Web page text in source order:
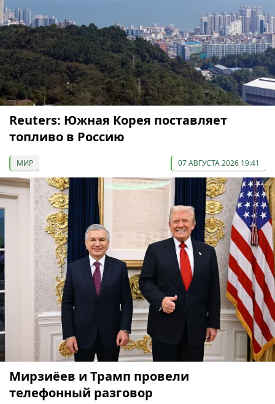
Reuters: Южная Корея поставляет
топливо в Россию
МИР 07 АВГУСТА 2026 19:41
Мирзиёев и Трамп провели
телефонный разговор